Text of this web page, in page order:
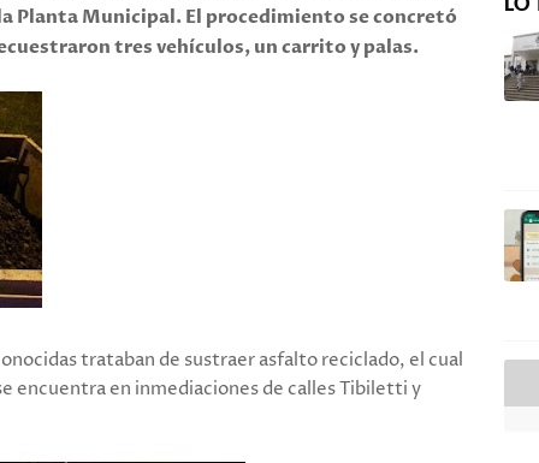
Planta Municipal. El procedimiento se concretó
tres vehículos, un carrito y palas.
trataban de sustraer asfalto reciclado, el cual
encuentra en inmediaciones de calles Tibiletti y
LO